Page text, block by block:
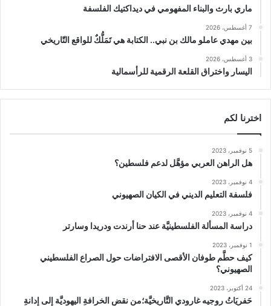
ماري بارث والبناء المفهومي في ديداكتيك الفلسفة
7 أغسطس، 2026
بين مهدي عاملو مالك بن نبي.. الكتابة هي تَمَلُّكٌ للواقع التّاريخي
3 أغسطس، 2026
اليسار واختراق القلعة الرقمية للرأسمالية
اخترنا لكم
5 نوفمبر، 2023
هل الراهن العربي مؤهَّل لدعم فلسطين؟
4 نوفمبر، 2023
فلسفة التعليم الديني في الكيان الصهيوني
4 نوفمبر، 2023
دراسة المسألة الفلسطينيَّة عند حنا أرندت ودريدا وسارتر
1 نوفمبر، 2023
كيف حطَّم طوفان الأقصى الافتراضات حول الصراع الفلسطيني
الصهيوني؟
24 أكتوبر، 2023
حَفريَاتُ روجيه غارودي التَّاريخيَّة؛من نقضِ الخرافةِ اليهوديَّة إلى إدانةِ